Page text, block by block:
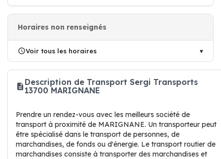
Horaires non renseignés
Voir tous les horaires
Description de Transport Sergi Transports
13700 MARIGNANE
Prendre un rendez-vous avec les meilleurs société de
transport à proximité de MARIGNANE. Un transporteur peut
être spécialisé dans le transport de personnes, de
marchandises, de fonds ou d'énergie. Le transport routier de
marchandises consiste à transporter des marchandises et